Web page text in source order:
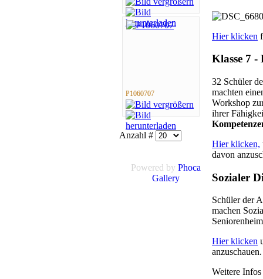
P1060707
Anzahl #
Powered by Phoca
Gallery
Hier klicken
Klasse 7 -
32 Schüler
machten
Workshop
ihrer
Hier klicken,
davon
Sozialer
Schüler der
machen
Hier klicken
anzuschauen.
Weitere